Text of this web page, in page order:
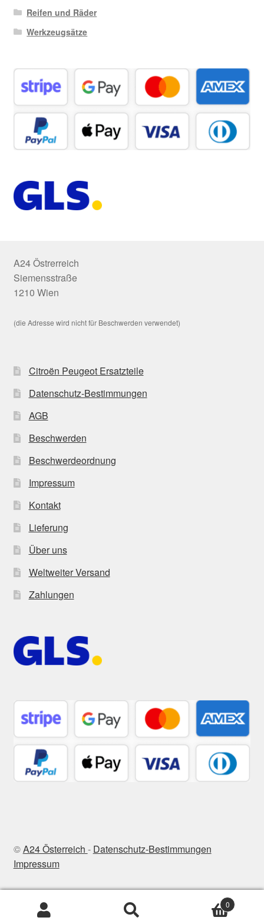
Reifen und Räder
Werkzeugsätze
A24 Östrerreich
Siemensstraße
1210 Wien
(die Adresse wird nicht für Beschwerden verwendet)
Citroën Peugeot Ersatzteile
Datenschutz-Bestimmungen
AGB
Beschwerden
Beschwerdeordnung
Impressum
Kontakt
Lieferung
Über uns
Weltweiter Versand
Zahlungen
©A24 Österreich - Datenschutz-Bestimmungen
Impressum
Suchen
0